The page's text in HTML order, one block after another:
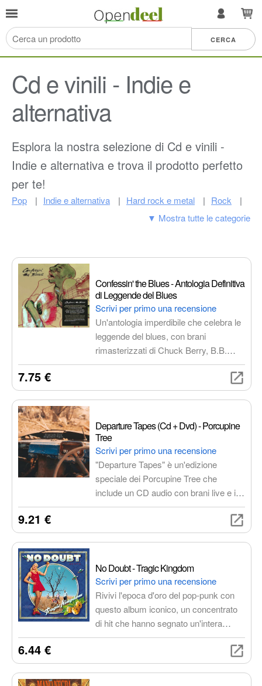
Cd e vinili - Indie e
alternativa
Esplora la nostra selezione di Cd e vinili -
Indie e alternativa e trova il prodotto perfetto
per te!
Pop Indie e alternativa Hard rock e metal
Rock
Dance ed elettronica
Facile ascolto
Altro Rap e hip-hop
Blues
Reggae
Arborist merchandising root
Musica internazionale
Elettronica per veicoli
Letteratura e narrativa
▼ Mostra tutte le categorie
Confessin' the Blues - Antologia Definitiva
di Leggende del Blues
Scrivi per primo una recensione
Un'antologia imperdibile che celebra le
leggende del blues, con brani
rimasterizzati di Chuck Berry, B.B.
King, Muddy Waters e molti altri. Un
storia e l'influenza di questo genere
7.75 €
Departure Tapes (Cd + Dvd) - Porcupine
Tree
Scrivi per primo una recensione
"Departure Tapes" è un'edizione
speciale dei Porcupine Tree che
include un CD audio con brani live e in
studio e un DVD video con riprese live
multimediale completa per rivivere la
immergersi nel loro suono distintivo.
Un must per i fan e un'aggiunta
preziosa alla tua collezione.
9.21 €
No Doubt - Tragic Kingdom
Scrivi per primo una recensione
Rivivi l'epoca d'oro del pop-punk con
questo album iconico, un concentrato
di hit che hanno segnato un'intera
generazione. Dalla trascinante energia
di "Just a Girl" alla malinconia di "Don't
Speak", ogni brano è un piccolo
6.44 €